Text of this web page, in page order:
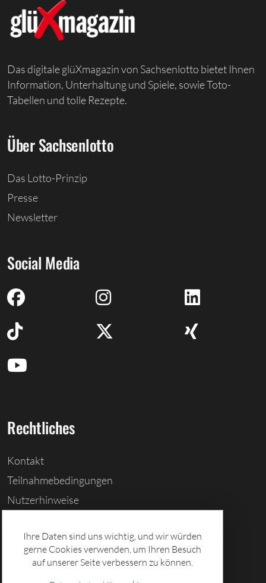
Das digitale glüXmagazin von Sachsenlotto bietet Ihnen
Information, Unterhaltung und Spiele, sowie Toto-
Tabellen und tolle Rezepte.
Über Sachsenlotto
Das Lotto-Prinzip
Presse
Newsletter
Social Media
Rechtliches
Kontakt
Teilnahmebedingungen
Nutzerhinweise
Cookies löschen
Datenschutz
Ihre Daten sind uns wichtig, und wir würden
gerne Cookies verwenden, um Ihren Besuch
auf unserer Seite verbessern zu können.